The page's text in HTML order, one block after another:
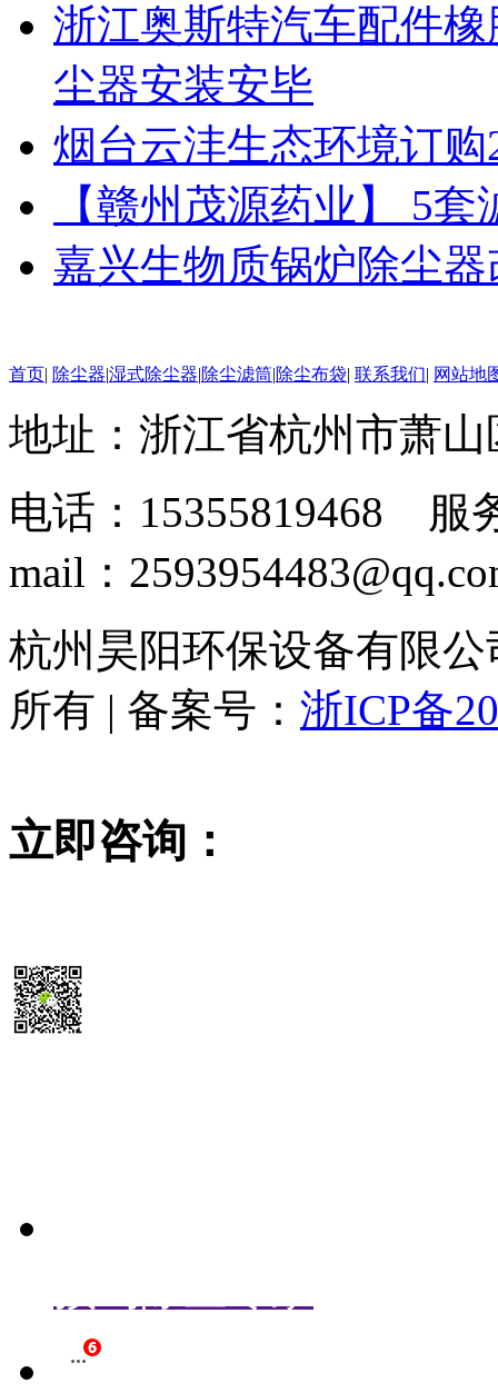
浙江奥斯特汽车配件
尘器安装安毕
烟台云沣生态环境订
【赣州茂源药业】 5
嘉兴生物质锅炉除尘
首页| 除尘器|湿式除尘器|除尘滤筒|除尘布袋| 联系我们| 网站地
地址：浙江省杭州市萧
电话：15355819468 服
mail：
杭州昊阳环保设备有限公
所有 | 备案号： 浙ICP备
立即咨询：